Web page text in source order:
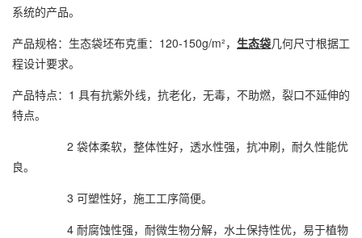
系统的产品。
产品规格：生态袋坯布克重：120-150g/m²， 生态袋几何尺寸根据工
程设计要求。
产品特点：1 具有抗紫外线，抗老化，无毒，不助燃，裂口不延伸的
特点。
2 袋体柔软，整体性好，透水性强，抗冲刷，耐久性能优
良。
3 可塑性好，施工工序简便。
4 耐腐蚀性强，耐微生物分解，水土保持性优，易于植物